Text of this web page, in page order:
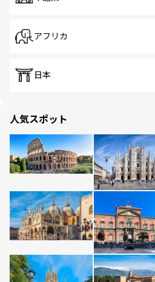
アフリカ
日本
人気スポット